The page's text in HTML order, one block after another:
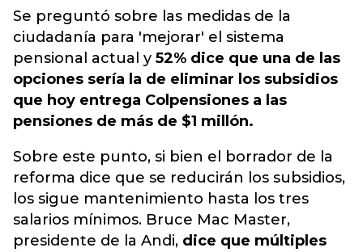
Se preguntó sobre las medidas de la
ciudadanía para 'mejorar' el sistema
pensional actual y 52% dice que una de las
opciones sería la de eliminar los subsidios
que hoy entrega Colpensiones a las
pensiones de más de $1 millón.
Sobre este punto, si bien el borrador de la
reforma dice que se reducirán los subsidios,
los sigue mantenimiento hasta los tres
salarios mínimos. Bruce Mac Master,
presidente de la Andi, dice que múltiples